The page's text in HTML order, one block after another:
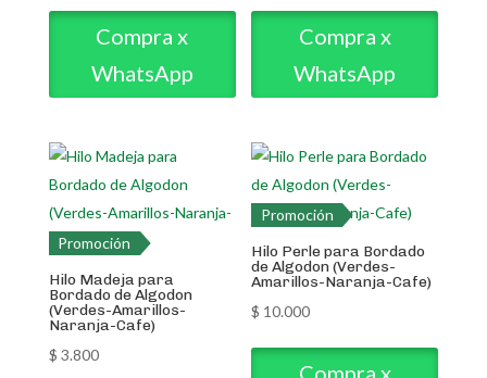
Compra x
WhatsApp
Compra x
WhatsApp
Promoción
Hilo Madeja para
Bordado de Algodon
(Verdes-Amarillos-
Naranja-Cafe)
$ 3.800
Promoción
Hilo Perle para Bordado
de Algodon (Verdes-
Amarillos-Naranja-Cafe)
$ 10.000
Compra x